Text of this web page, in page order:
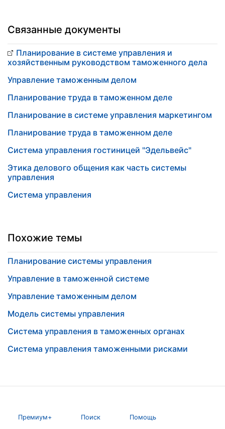
Связанные документы
Планирование в системе управления и
хозяйственным руководством таможенного дела
Управление таможенным делом
Планирование труда в таможенном деле
Планирование в системе управления маркетингом
Планирование труда в таможенном деле
Система управления гостиницей "Эдельвейс"
Этика делового общения как часть системы
управления
Система управления
Похожие темы
Планирование системы управления
Управление в таможенной системе
Управление таможенным делом
Модель системы управления
Система управления в таможенных органах
Система управления таможенными рисками
Премиум+ Поиск Помощь